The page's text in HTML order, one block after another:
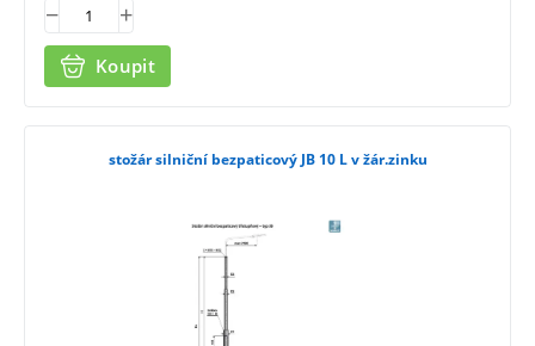
Koupit
stožár silniční bezpaticový JB 10 L v žár.zinku